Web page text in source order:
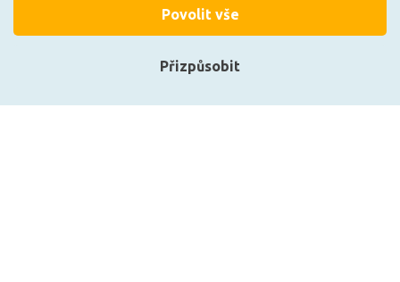
Přizpůsobit
Povolit vše